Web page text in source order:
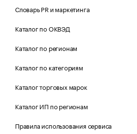
Словарь PR и маркетинга
Каталог по ОКВЭД
Каталог по регионам
Каталог по категориям
Каталог торговых марок
Каталог ИП по регионам
Правила использования сервиса